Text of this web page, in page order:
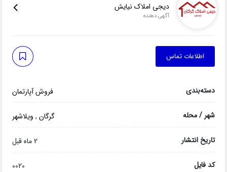
دیجی املاک نیایش
آگهی دهنده
اطلاعات تماس
دسته‌بندی فروش آپارتمان
شهر / محله گرگان, ویلاشهر
تاریخ انتشار 2 ماه قبل
کد فایل 0020